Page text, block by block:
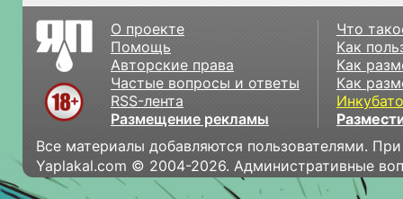
О проекте
Помощь
Авторские права
Частые вопросы и ответы
RSS-лента
Размещение рекламы
Что
Как
Как
Как
Все материалы добавляются пользователями.
Yaplakal.com © 2004-2026. Административные